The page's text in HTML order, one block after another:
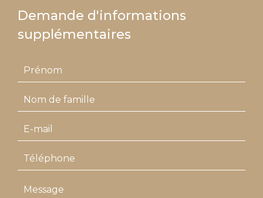
Demande d'informations
supplémentaires